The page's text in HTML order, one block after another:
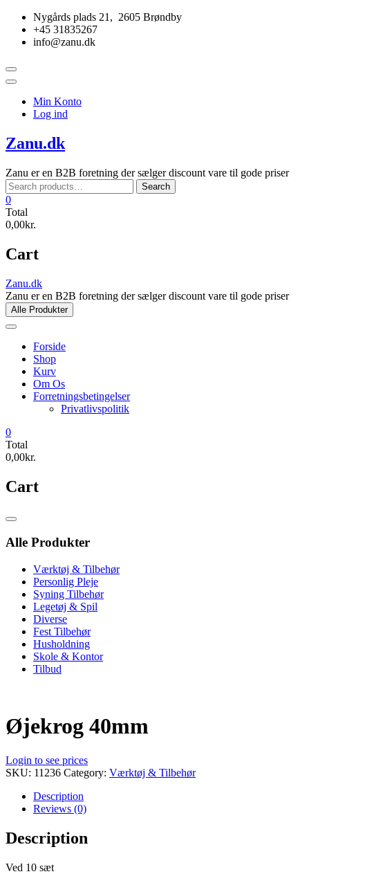
Skip
content
Nygårds plads 21, 2605 Brøndby
+45 31835267
info@zanu.dk
Topbar
Menu
Min Konto
Log ind
Zanu.dk
Zanu er en B2B foretning der sælger discount vare til gode priser
Search
for:
Search
0
Total
0,00kr.
Cart
Zanu.dk
Zanu er en B2B foretning der sælger discount vare til gode priser
Alle Produkter
Forside
Shop
Kurv
Om Os
Forretningsbetingelser
Privatlivspolitik
0
Total
0,00kr.
Cart
Catalog
Alle Produkter
Værktøj & Tilbehør
Personlig Pleje
Syning Tilbehør
Legetøj & Spil
Diverse
Fest Tilbehør
Husholdning
Skole & Kontor
Tilbud
Øjekrog 40mm
Login to see prices
SKU: 11236 Category: Værktøj & Tilbehør
Description
Reviews (0)
Description
Ved 10 sæt